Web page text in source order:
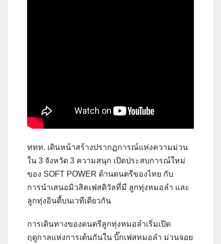
ททท. เดินหน้าสร้างปรากฏการณ์แห่งความม่วน
ใน 3 จังหวัด 3 ความสนุก เปิดประสบการณ์ใหม่
ของ SOFT POWER ด้านดนตรีของไทย กับ
การนำเสนอมิวสิคเฟสติวัลที่มี ลูกทุ่งหมอลำ และ
ลูกทุ่งอินดี้บนเวทีเดียวกัน
การเดินทางของดนตรีลูกทุ่งหมอลำเริ่มเปิด
ฤดูกาลแห่งการเต้นกันใน บิ๊กเฟสหมอลำ ม่วนจอย